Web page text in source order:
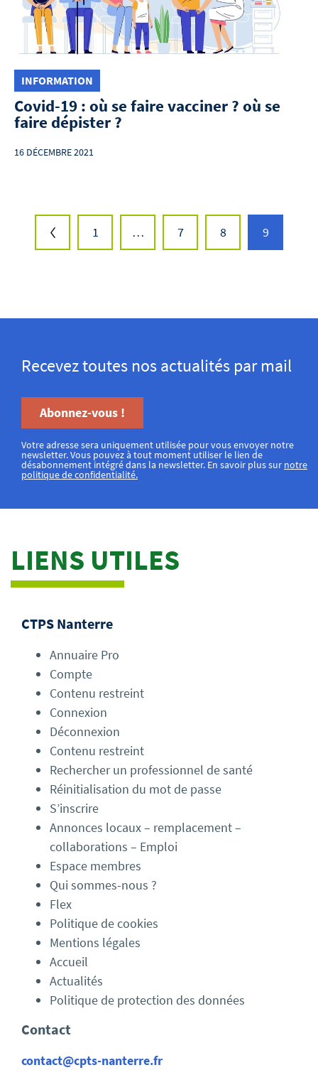
INFORMATION
Covid-19 : où se faire vacciner ? où se
faire dépister ?
16 DÉCEMBRE 2021
1 … 7 8 9
Recevez toutes nos actualités par mail
Abonnez-vous !
Votre adresse sera uniquement utilisée pour vous envoyer notre
newsletter. Vous pouvez à tout moment utiliser le lien de
désabonnement intégré dans la newsletter. En savoir plus sur notre
politique de confidentialité.
LIENS UTILES
CTPS Nanterre
Annuaire Pro
Compte
Contenu restreint
Connexion
Déconnexion
Contenu restreint
Rechercher un professionnel de santé
Réinitialisation du mot de passe
S’inscrire
Annonces locaux – remplacement –
collaborations – Emploi
Espace membres
Qui sommes-nous ?
Flex
Politique de cookies
Mentions légales
Accueil
Actualités
Politique de protection des données
Contact
contact@cpts-nanterre.fr